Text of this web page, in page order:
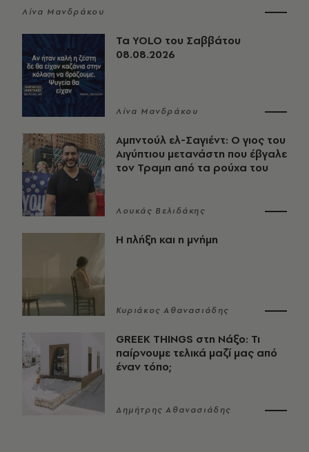
Λίνα Μανδράκου
Τα YOLO του Σαββάτου
08.08.2026
Λίνα Μανδράκου
Αμπντούλ ελ-Σαγιέντ: Ο γιος του
Αιγύπτιου μετανάστη που έβγαλε
τον Τραμπ από τα ρούχα του
Λουκάς Βελιδάκης
Η πλήξη και η μνήμη
Κυριάκος Αθανασιάδης
GREEK THINGS στη Νάξο: Τι
παίρνουμε τελικά μαζί μας από
έναν τόπο;
Δημήτρης Αθανασιάδης